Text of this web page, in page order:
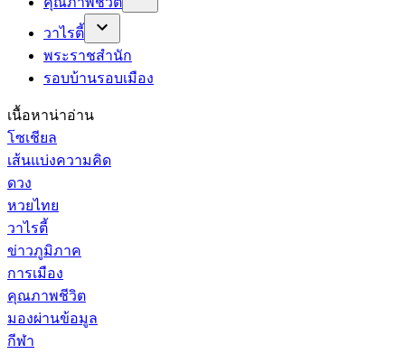
วาไรตี้
พระราชสำนัก
รอบบ้านรอบเมือง
เนื้อหาน่าอ่าน
โซเชียล
เส้นแบ่งความคิด
ดวง
หวยไทย
วาไรตี้
ข่าวภูมิภาค
การเมือง
คุณภาพชีวิต
มองผ่านข้อมูล
กีฬา